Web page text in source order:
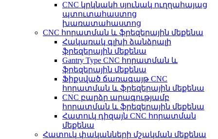
CNC կրկնակի սյունակ ուղղահայաց
պտուտահաստոց
խառատահաստոց
CNC հորատման և ֆրեզերային մեքենա
Հակառակ գլխի ձանձրալի
ֆրեզերային մեքենա
Gantry Type CNC հորատման և
ֆրեզերային մեքենա
Ֆիքսված ճառագայթ CNC
հորատման և ֆրեզերային մեքենա
CNC բարձր արագությամբ
հորատման և ֆրեզերային մեքենա
Հատուկ դիզայն CNC հորատման
մեքենա
Հատուկ փականների մշակման մեքենա